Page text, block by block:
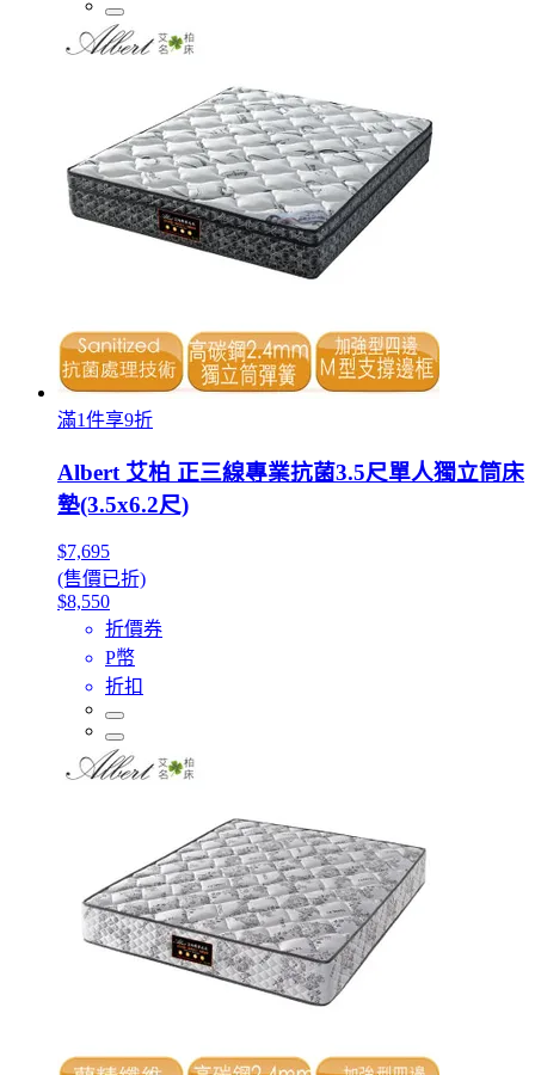
滿1件享9折
Albert 艾柏 正三線專業抗菌3.5尺單人獨立筒床
墊(3.5x6.2尺)
$7,695
(售價已折)
$8,550
折價券
P幣
折扣